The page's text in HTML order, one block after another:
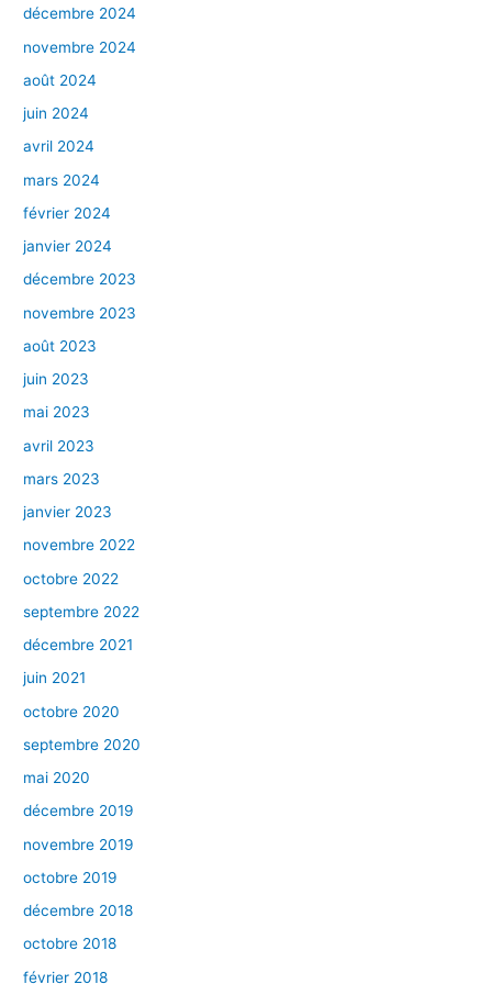
décembre 2024
novembre 2024
août 2024
juin 2024
avril 2024
mars 2024
février 2024
janvier 2024
décembre 2023
novembre 2023
août 2023
juin 2023
mai 2023
avril 2023
mars 2023
janvier 2023
novembre 2022
octobre 2022
septembre 2022
décembre 2021
juin 2021
octobre 2020
septembre 2020
mai 2020
décembre 2019
novembre 2019
octobre 2019
décembre 2018
octobre 2018
février 2018